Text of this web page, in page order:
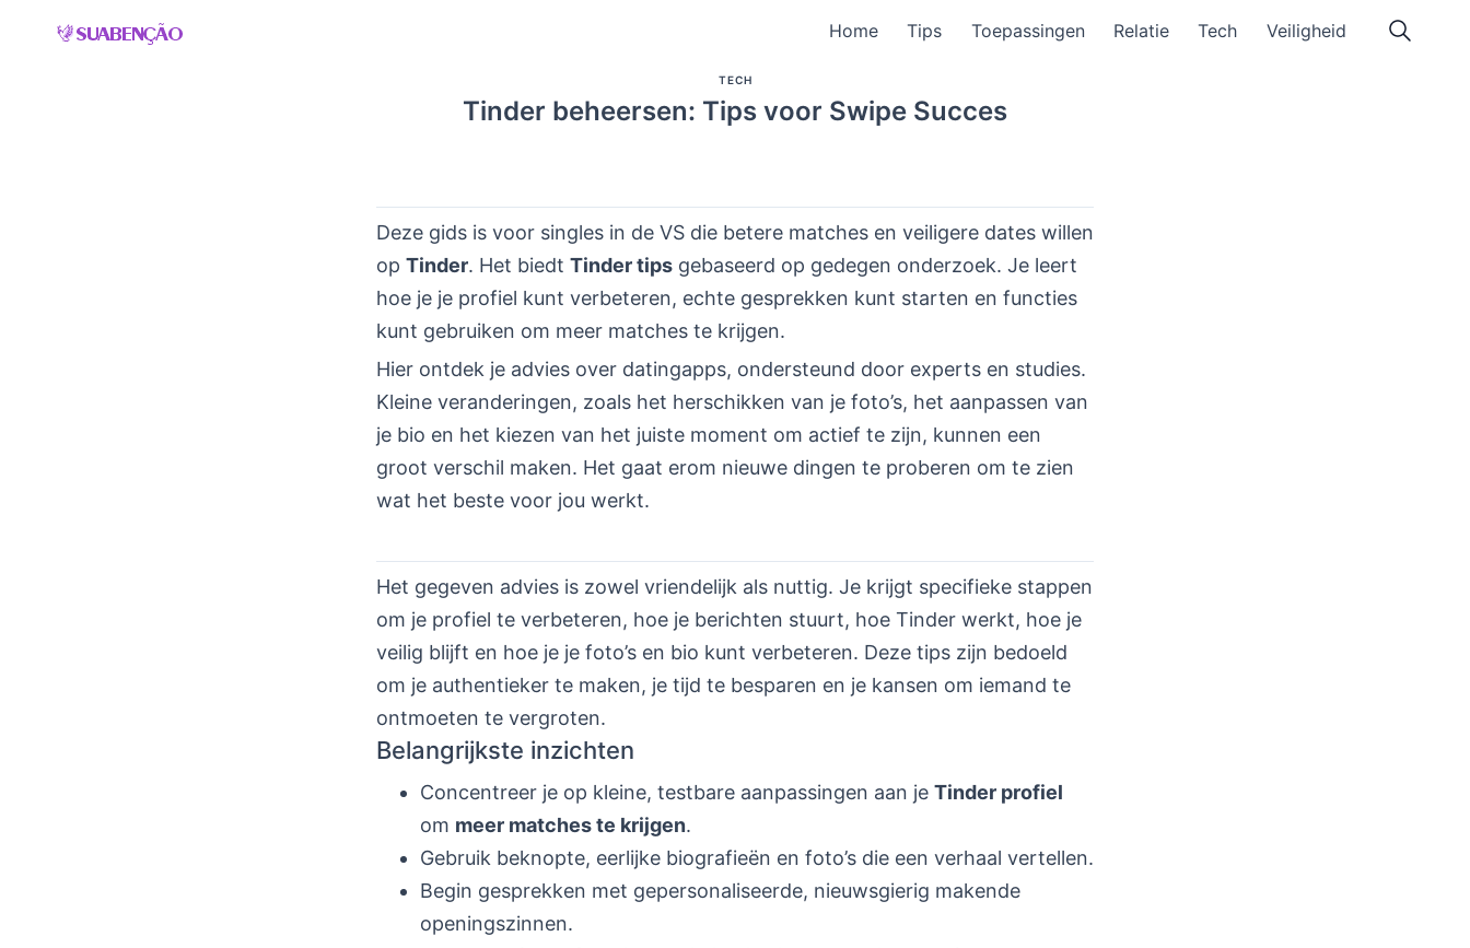
Home Tips Toepassingen Relatie Tech Veiligheid
TECH
Tinder beheersen: Tips voor Swipe Succes
Deze gids is voor singles in de VS die betere matches en veiligere dates willen
op Tinder. Het biedt Tinder tips gebaseerd op gedegen onderzoek. Je leert
hoe je je profiel kunt verbeteren, echte gesprekken kunt starten en functies
kunt gebruiken om meer matches te krijgen.
Hier ontdek je advies over datingapps, ondersteund door experts en studies.
Kleine veranderingen, zoals het herschikken van je foto’s, het aanpassen van
je bio en het kiezen van het juiste moment om actief te zijn, kunnen een
groot verschil maken. Het gaat erom nieuwe dingen te proberen om te zien
wat het beste voor jou werkt.
Het gegeven advies is zowel vriendelijk als nuttig. Je krijgt specifieke stappen
om je profiel te verbeteren, hoe je berichten stuurt, hoe Tinder werkt, hoe je
veilig blijft en hoe je je foto’s en bio kunt verbeteren. Deze tips zijn bedoeld
om je authentieker te maken, je tijd te besparen en je kansen om iemand te
ontmoeten te vergroten.
Belangrijkste inzichten
Concentreer je op kleine, testbare aanpassingen aan je Tinder profiel
om meer matches te krijgen.
Gebruik beknopte, eerlijke biografieën en foto’s die een verhaal vertellen.
Begin gesprekken met gepersonaliseerde, nieuwsgierig makende
openingszinnen.